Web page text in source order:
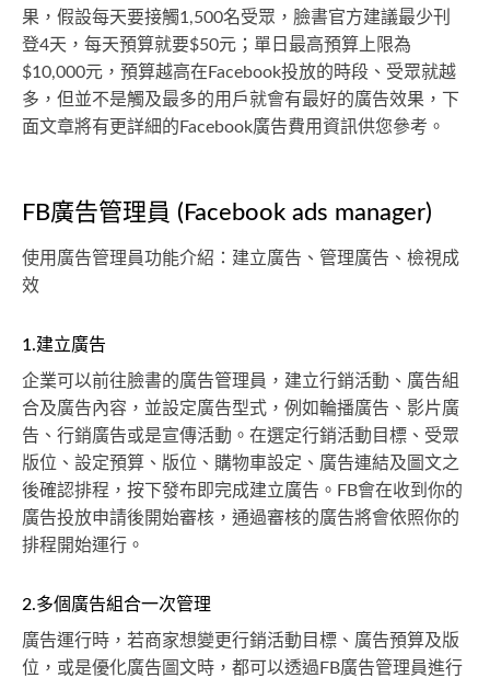
果，假設每天要接觸1,500名受眾，臉書官方建議最少刊
登4天，每天預算就要$50元；單日最高預算上限為
$10,000元，預算越高在Facebook投放的時段、受眾就越
多，但並不是觸及最多的用戶就會有最好的廣告效果，下
面文章將有更詳細的Facebook廣告費用資訊供您參考。
FB廣告管理員 (Facebook ads manager)
使用廣告管理員功能介紹：建立廣告、管理廣告、檢視成
效
1.建立廣告
企業可以前往臉書的廣告管理員，建立行銷活動、廣告組
合及廣告內容，並設定廣告型式，例如輪播廣告、影片廣
告、行銷廣告或是宣傳活動。在選定行銷活動目標、受眾
版位、設定預算、版位、購物車設定、廣告連結及圖文之
後確認排程，按下發布即完成建立廣告。FB會在收到你的
廣告投放申請後開始審核，通過審核的廣告將會依照你的
排程開始運行。
2.多個廣告組合一次管理
廣告運行時，若商家想變更行銷活動目標、廣告預算及版
位，或是優化廣告圖文時，都可以透過FB廣告管理員進行